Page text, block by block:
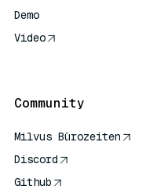
Demo
Video
Community
Milvus Bürozeiten
Discord
Github